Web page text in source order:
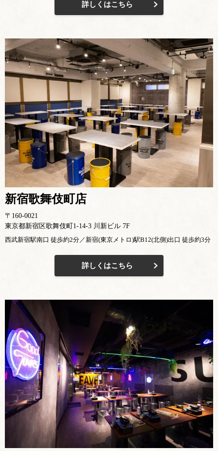
詳しくはこちら
新宿歌舞伎町店
〒160-0021
東京都新宿区歌舞伎町1-14-3 川新ビル 7F
西武新宿駅南口 徒歩約2分／新宿(東京メトロ)駅B12(北側)出口 徒歩約3分
詳しくはこちら